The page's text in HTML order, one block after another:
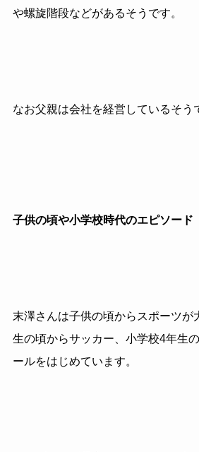
や螺旋階段などがあるそうです。
なお父親は会社を経営しているそう
子供の頃や小学校時代のエピソード
末澤さんは子供の頃からスポーツが
生の頃からサッカー、小学校4年生
ールをはじめています。